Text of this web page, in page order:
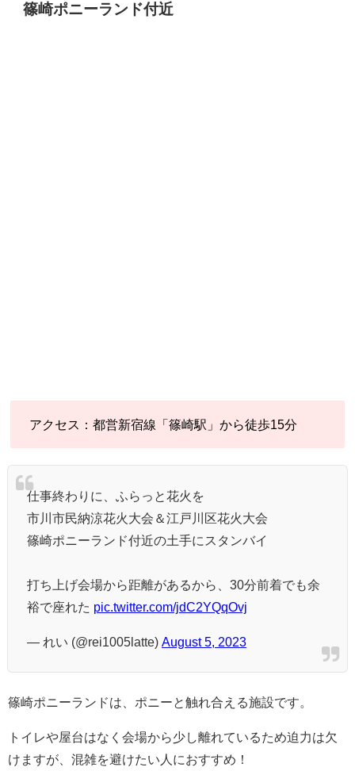
篠崎ポニーランド付近
アクセス：都営新宿線「篠崎駅」から徒歩15分
仕事終わりに、ふらっと花火を
市川市民納涼花火大会＆江戸川区花火大会
篠崎ポニーランド付近の土手にスタンバイ
打ち上げ会場から距離があるから、30分前着でも余
裕で座れた pic.twitter.com/jdC2YQqOvj
— れい (@rei1005latte) August 5, 2023
篠崎ポニーランドは、ポニーと触れ合える施設です。
トイレや屋台はなく会場から少し離れているため迫力は欠
けますが、混雑を避けたい人におすすめ！